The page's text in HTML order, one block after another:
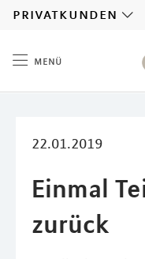
privatkunden
menü
22.01.2019
Einmal
zurück